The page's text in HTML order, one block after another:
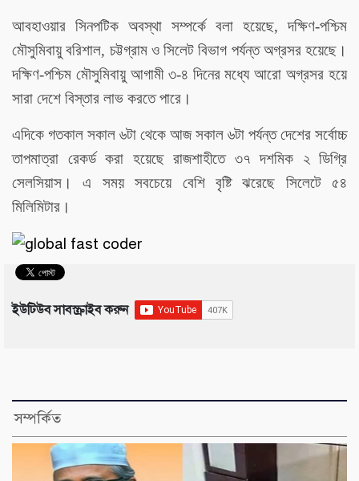
আবহাওয়ার সিনপটিক অবস্থা সম্পর্কে বলা হয়েছে, দক্ষিণ-পশ্চিম
মৌসুমিবায়ু বরিশাল, চট্টগ্রাম ও সিলেট বিভাগ পর্যন্ত অগ্রসর হয়েছে।
দক্ষিণ-পশ্চিম মৌসুমিবায়ু আগামী ৩-৪ দিনের মধ্যে আরো অগ্রসর হয়ে
সারা দেশে বিস্তার লাভ করতে পারে।
এদিকে গতকাল সকাল ৬টা থেকে আজ সকাল ৬টা পর্যন্ত দেশের সর্বোচ্চ
তাপমাত্রা রেকর্ড করা হয়েছে রাজশাহীতে ৩৭ দশমিক ২ ডিগ্রি
সেলসিয়াস। এ সময় সবচেয়ে বেশি বৃষ্টি ঝরেছে সিলেটে ৫৪
মিলিমিটার।
ইউটিউব সাবস্ক্রাইব করুন
সম্পর্কিত